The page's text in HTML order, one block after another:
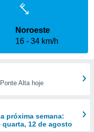
Noroeste
16
34 km/h
Alta hoje
próxima semana:
12 de agosto